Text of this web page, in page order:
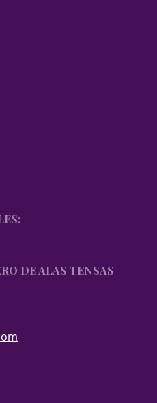
DE ALAS TENSAS